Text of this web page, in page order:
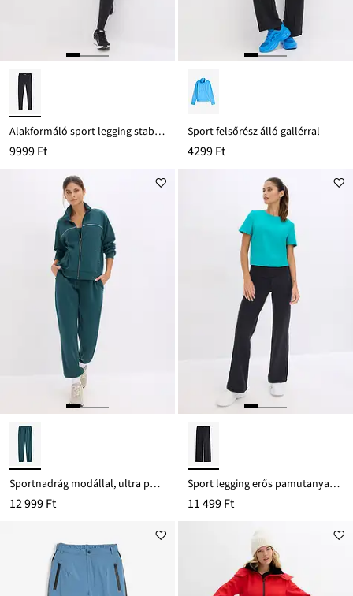
Alakformáló sport legging stabil, pamut tapintású anyagból
9999 Ft
Sport felsőrész álló gallérral
4299 Ft
Sportnadrág modállal, ultra puha
12 999 Ft
Sport legging erős pamutanyagból, egyenes szárral
11 499 Ft